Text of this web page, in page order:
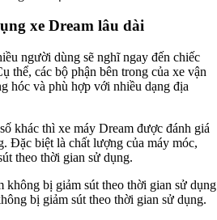
xe Dream lâu dài
người dùng sẽ nghĩ ngay đến chiếc
thể, các bộ phận bên trong của xe vận
hóc và phù hợp với nhiều dạng địa
khác thì xe máy Dream được đánh giá
Đặc biệt là chất lượng của máy móc,
theo thời gian sử dụng.
bị giảm sút theo thời gian sử dụng.